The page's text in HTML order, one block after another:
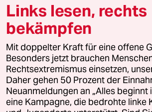
© 2026 taz Verlags und Vertriebs GmbH
Alle Rechte vorbehalten. Bei rechtlichen Fragen
wenden Sie sich bitte an
lizenzen@taz.de
Feedback Redaktionsstatut
Leitlinie Informant Datenschutz
Links lesen, rechts
bekämpfen
Mit doppelter Kraft für eine offene
Besonders jetzt brauchen
Rechtsextremismus einsetzen,
Daher gehen 50 Prozent der
Neuanmeldungen an „Alles beginnt
eine Kampagne, die bedrohte linke